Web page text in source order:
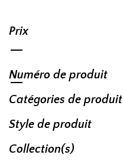
Prix
Numéro de produit
Catégories de produit
Style de produit
Collection(s)